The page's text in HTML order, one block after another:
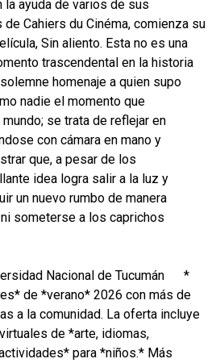
la ayuda de varios de sus
Cahiers du Cinéma, comienza su
Sin aliento. Esta no es una
trascendental en la historia
homenaje a quien supo
nadie el momento que
se trata de reflejar en
con cámara en mano y
que, a pesar de los
idea logra salir a la luz y
un nuevo rumbo de manera
someterse a los caprichos
Nacional de Tucumán
*
de *verano* 2026 con más de
a la comunidad. La oferta incluye
de *arte, idiomas,
para *niños.* Más